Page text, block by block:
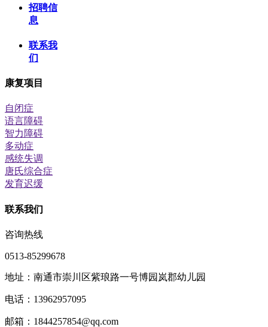
招聘信
息
联系我
们
康复项目
自闭症
语言障碍
智力障碍
多动症
感统失调
唐氏综合症
发育迟缓
联系我们
咨询热线
0513-85299678
地址：南通市崇川区紫琅路一号博园岚郡幼儿园
电话：13962957095
邮箱：1844257854@qq.com